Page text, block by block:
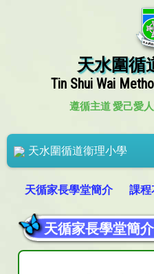
天水圍循
Tin Shui Wai
遵循主道 愛己愛人
天水圍循道衞理小學
天循家長學堂簡介 課程
天循家長學堂簡介